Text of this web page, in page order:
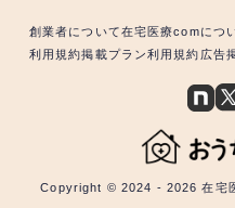
創業者について在宅医療comにつ
利用規約掲載プラン利用規約 広告
Copyright © 2024 - 2026 在宅